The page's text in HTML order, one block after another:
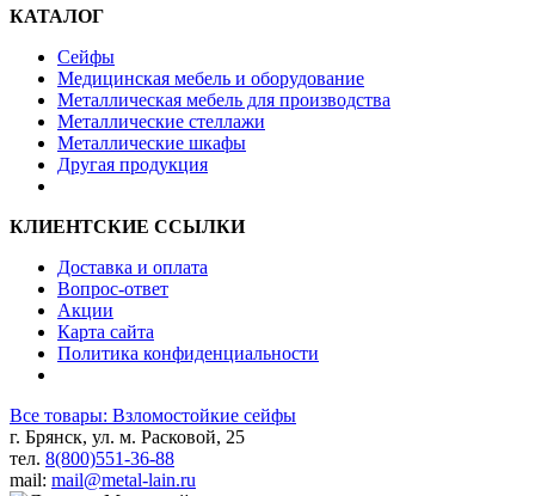
КАТАЛОГ
Сейфы
Медицинская мебель и оборудование
Металлическая мебель для производства
Металлические стеллажи
Металлические шкафы
Другая продукция
КЛИЕНТСКИЕ ССЫЛКИ
Доставка и оплата
Вопрос-ответ
Акции
Карта сайта
Политика конфиденциальности
Все товары: Взломостойкие сейфы
г. Брянск, ул. м. Расковой, 25
тел. 8(800)551-36-88
mail: mail@metal-lain.ru